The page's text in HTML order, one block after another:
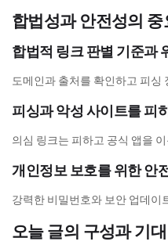
합법성과 안전성의 중
합법적 링크 판별 기준과
도메인과 출처를 확인하고 피싱
피싱과 악성 사이트를 피
의심 링크는 피하고 공식 앱을
개인정보 보호를 위한 안
강력한 비밀번호와 보안 업데이
오늘 글의 구성과 기